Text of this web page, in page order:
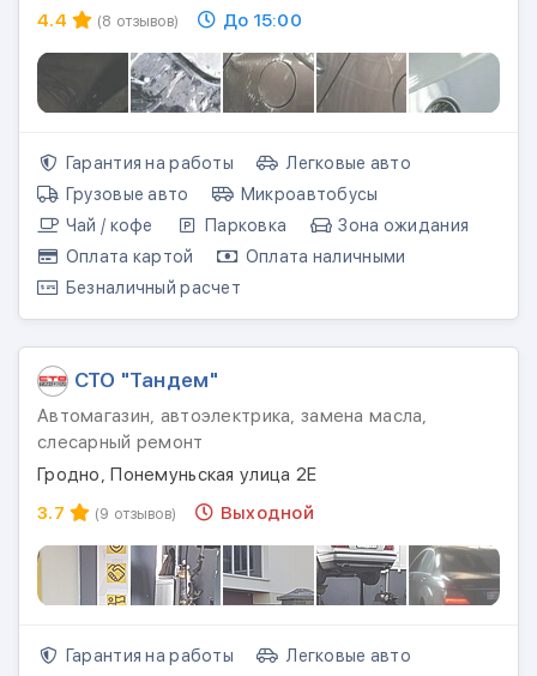
4.4
(8 отзывов) До 15:00
Гарантия на работы
Легковые авто
Грузовые авто
Микроавтобусы
Чай / кофе
Парковка
Зона ожидания
Оплата картой
Оплата наличными
Безналичный расчет
СТО "Тандем"
Автомагазин, автоэлектрика, замена масла,
слесарный ремонт
Гродно, Понемуньская улица 2Е
3.7
(9 отзывов) Выходной
Гарантия на работы
Легковые авто